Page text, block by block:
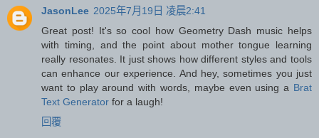
JasonLee 2025年7月19日 凌晨2:41
Great post! It's so cool how Geometry Dash music helps
with timing, and the point about mother tongue learning
really resonates. It just shows how different styles and tools
can enhance our experience. And hey, sometimes you just
want to play around with words, maybe even using a Brat
Text Generator for a laugh!
回覆